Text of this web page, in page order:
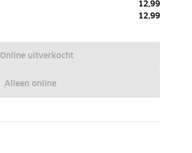
12,99
12,99
Online uitverkocht
Alleen online